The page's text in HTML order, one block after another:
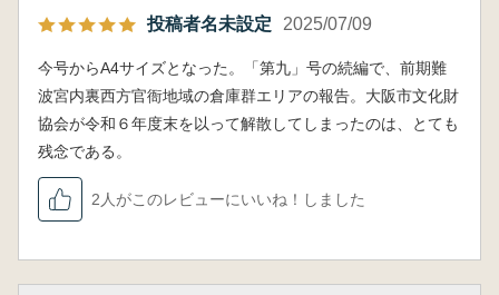
投稿者名未設定 2025/07/09
今号からA4サイズとなった。「第九」号の続編で、前期難
波宮内裏西方官衙地域の倉庫群エリアの報告。大阪市文化財
協会が令和６年度末を以って解散してしまったのは、とても
残念である。
2人がこのレビューにいいね！しました